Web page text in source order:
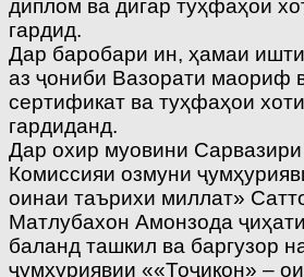
диплом ва дигар туҳфаҳои
гардид.
Дар баробари ин, ҳамаи
аз ҷониби Вазорати маориф
сертификат ва туҳфаҳои
гардиданд.
Дар охир муовини
Комиссияи озмуни
оинаи таърихи миллат»
Матлубахон Амонзода
баланд ташкил ва баргузор
ҷумҳуриявии ««Тоҷикон» –